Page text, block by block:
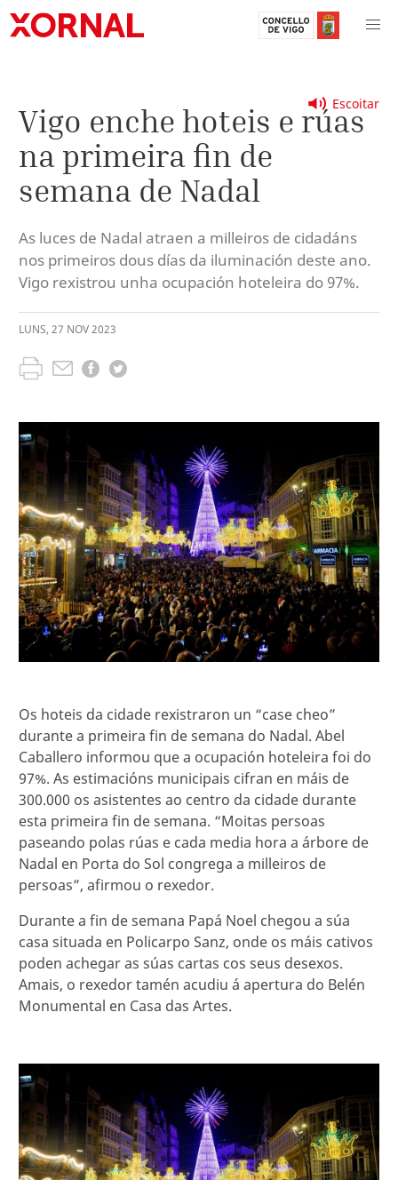
Escoitar
Vigo enche hoteis e rúas
na primeira fin de
semana de Nadal
As luces de Nadal atraen a milleiros de cidadáns
nos primeiros dous días da iluminación deste ano.
Vigo rexistrou unha ocupación hoteleira do 97%.
LUNS, 27 NOV2023
Os hoteis da cidade rexistraron un “case cheo”
durante a primeira fin de semana do Nadal. Abel
Caballero informou que a ocupación hoteleira foi do
97%. As estimacións municipais cifran en máis de
300.000 os asistentes ao centro da cidade durante
esta primeira fin de semana. “Moitas persoas
paseando polas rúas e cada media hora a árbore de
Nadal en Porta do Sol congrega a milleiros de
persoas”, afirmou o rexedor.
Durante a fin de semana Papá Noel chegou a súa
casa situada en Policarpo Sanz, onde os máis cativos
poden achegar as súas cartas cos seus desexos.
Amais, o rexedor tamén acudiu á apertura do Belén
Monumental en Casa das Artes.